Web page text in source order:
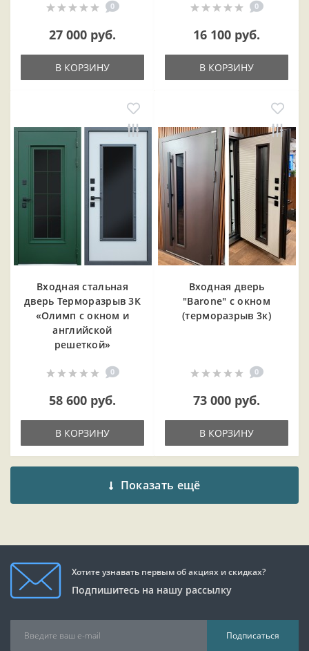
0
27 000 руб.
В КОРЗИНУ
0
16 100 руб.
В КОРЗИНУ
Входная cтальная
дверь Терморазрыв 3К
«Олимп с окном и
английской
решеткой»
0
58 600 руб.
В КОРЗИНУ
Входная дверь
"Barone" с окном
(терморазрыв 3к)
0
73 000 руб.
В КОРЗИНУ
Показать ещё
Хотите узнавать первым об акциях и скидках?
Подпишитесь на нашу рассылку
Подписаться